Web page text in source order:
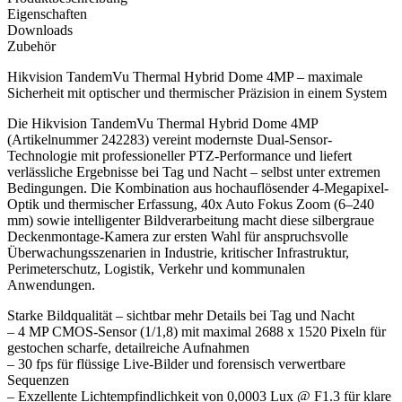
Eigenschaften
Downloads
Zubehör
Hikvision TandemVu Thermal Hybrid Dome 4MP – maximale
Sicherheit mit optischer und thermischer Präzision in einem System
Die Hikvision TandemVu Thermal Hybrid Dome 4MP
(Artikelnummer 242283) vereint modernste Dual-Sensor-
Technologie mit professioneller PTZ-Performance und liefert
verlässliche Ergebnisse bei Tag und Nacht – selbst unter extremen
Bedingungen. Die Kombination aus hochauflösender 4-Megapixel-
Optik und thermischer Erfassung, 40x Auto Fokus Zoom (6–240
mm) sowie intelligenter Bildverarbeitung macht diese silbergraue
Deckenmontage-Kamera zur ersten Wahl für anspruchsvolle
Überwachungsszenarien in Industrie, kritischer Infrastruktur,
Perimeterschutz, Logistik, Verkehr und kommunalen
Anwendungen.
Starke Bildqualität – sichtbar mehr Details bei Tag und Nacht
– 4 MP CMOS-Sensor (1/1,8) mit maximal 2688 x 1520 Pixeln für
gestochen scharfe, detailreiche Aufnahmen
– 30 fps für flüssige Live-Bilder und forensisch verwertbare
Sequenzen
– Exzellente Lichtempfindlichkeit von 0,0003 Lux @ F1.3 für klare